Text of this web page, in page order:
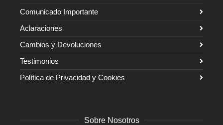
Comunicado Importante
Aclaraciones
Cambios y Devoluciones
Testimonios
Política de Privacidad y Cookies
Sobre Nosotros